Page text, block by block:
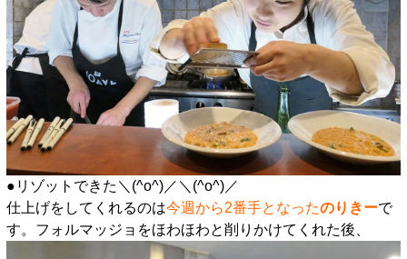
●リゾットできた＼(^o^)／＼(^o^)／
仕上げをしてくれるのは今週から2番手となったのりきーで
す。フォルマッジョをほわほわと削りかけてくれた後、